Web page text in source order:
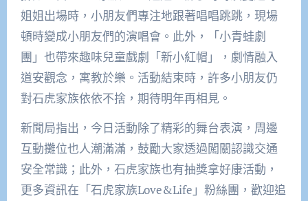
姐姐出場時，小朋友們專注地跟著唱唱跳跳，現場
頓時變成小朋友們的演唱會。此外，「小青蛙劇
團」也帶來趣味兒童戲劇「新小紅帽」，劇情融入
道安觀念，寓教於樂。活動結束時，許多小朋友仍
對石虎家族依依不捨，期待明年再相見。
新聞局指出，今日活動除了精彩的舞台表演，周邊
互動攤位也人潮滿滿，鼓勵大家透過闖關認識交通
安全常識；此外，石虎家族也有抽獎拿好康活動，
更多資訊在「石虎家族Love&Life」粉絲團，歡迎追